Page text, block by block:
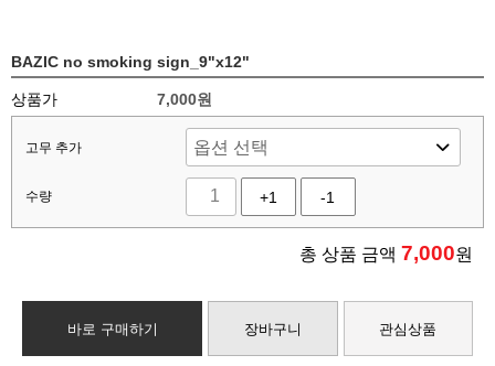
BAZIC no smoking sign_9"x12"
상품가 7,000원
고무 추가
수량 +1 -1
총 상품 금액 7,000원
바로 구매하기 장바구니 관심상품